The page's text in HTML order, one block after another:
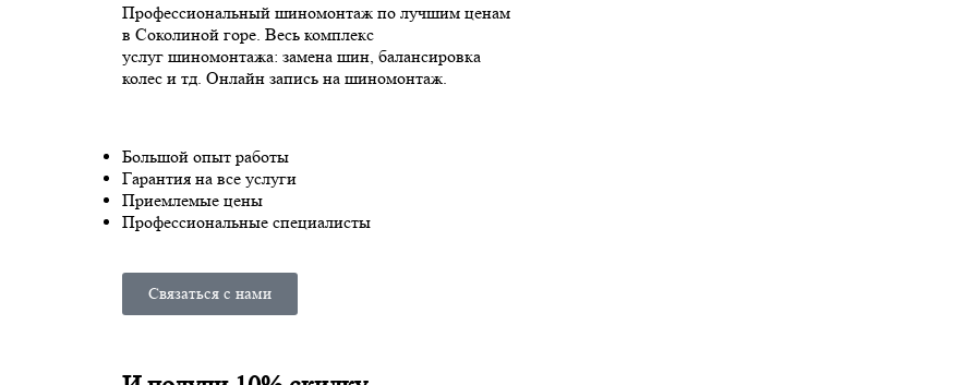
Профессиональный шиномонтаж по лучшим ценам
в Соколиной горе. Весь комплекс
услуг шиномонтажа: замена шин, балансировка
колес и тд. Онлайн запись на шиномонтаж.
Большой опыт работы
Гарантия на все услуги
Приемлемые цены
Профессиональные специалисты
Связаться с нами